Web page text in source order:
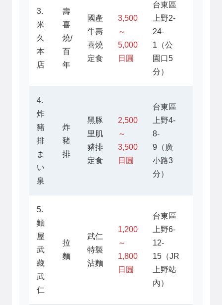
3.
米
久
本
店
壽
喜
燒/
百
年
國產
牛壽
喜燒
定食
3,500
～
5,000
日圓
台東區
上野2-
24-
1（公
園口5
分）
4.
炸
豬
排
ま
い
泉
炸
豬
排
黑豚
里肌
豬排
定食
2,500
～
3,500
日圓
台東區
上野4-
8-
9（廣
小路3
分）
5.
麵
屋
武
藏
武
仁
拉
麵
武仁
特製
沾麵
1,200
～
1,800
日圓
台東區
上野6-
12-
15（JR
上野站
內）